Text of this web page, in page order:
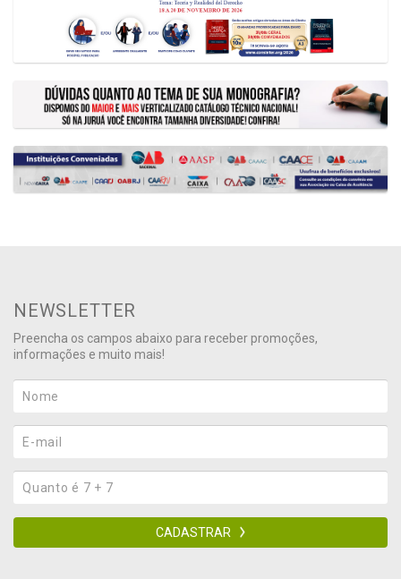
NEWSLETTER
Preencha os campos abaixo para receber promoções,
informações e muito mais!
CADASTRAR